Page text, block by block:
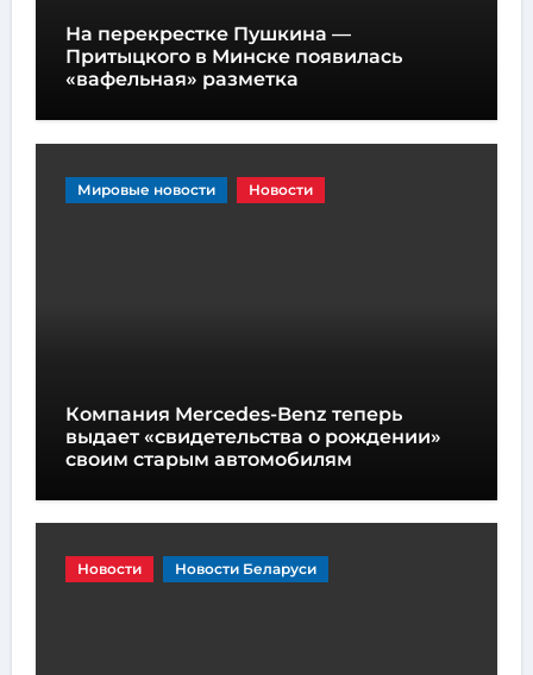
На перекрестке Пушкина —
Притыцкого в Минске появилась
«вафельная» разметка
Мировые новости Новости
Компания Mercedes-Benz теперь
выдает «свидетельства о рождении»
своим старым автомобилям
Новости Новости Беларуси